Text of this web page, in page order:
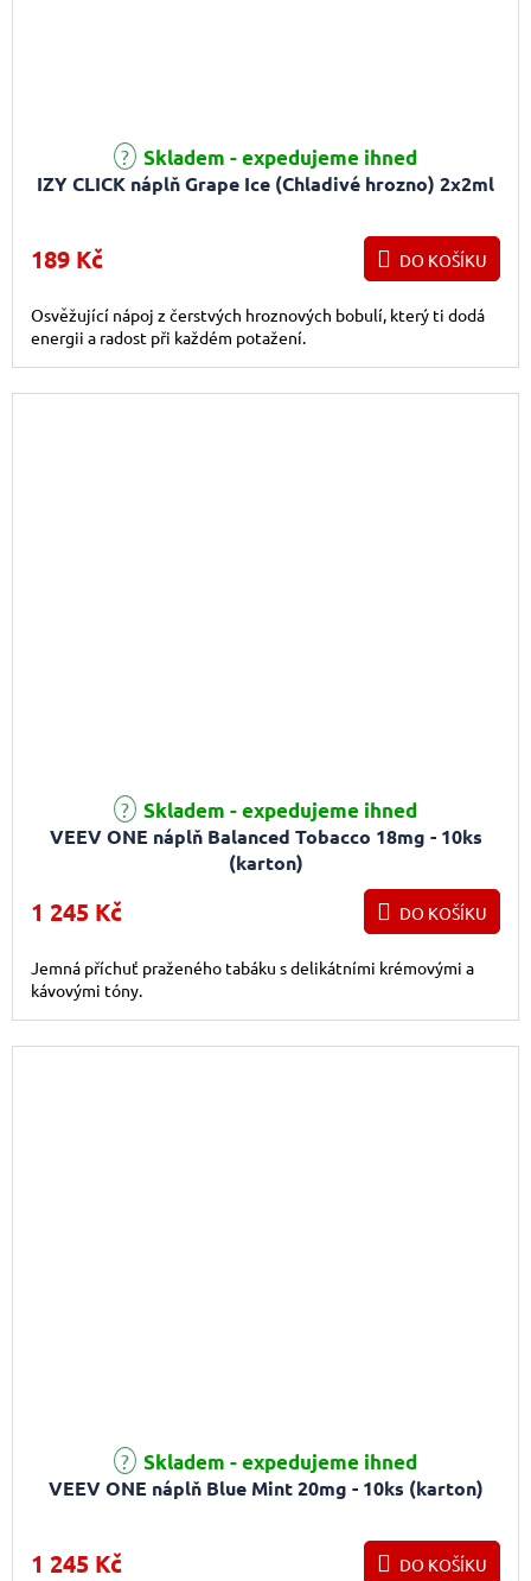
IZY CLICK náplň Grape Ice (Chladivé hrozno) 2x2ml
Skladem - expedujeme ihned
189 Kč DO KOŠÍKU
Osvěžující nápoj z čerstvých hroznových bobulí, který ti dodá
energii a radost při každém potažení.
VEEV ONE náplň Balanced Tobacco 18mg - 10ks
(karton)
Skladem - expedujeme ihned
1 245 Kč DO KOŠÍKU
Jemná příchuť praženého tabáku s delikátními krémovými a
kávovými tóny.
VEEV ONE náplň Blue Mint 20mg - 10ks (karton)
Skladem - expedujeme ihned
1 245 Kč DO KOŠÍKU